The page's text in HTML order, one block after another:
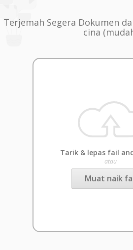
Terjemah Segera Dokumen
cina
Tarik & lepas fail
atau
Muat naik